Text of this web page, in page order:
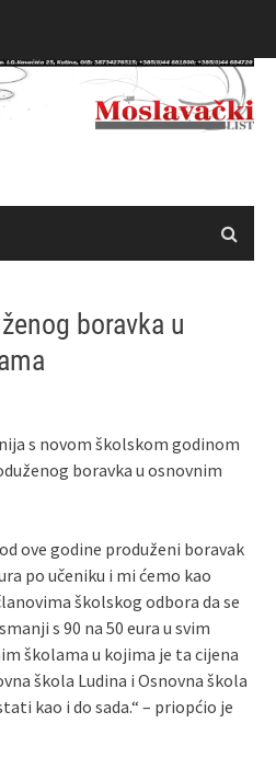
boravka u
s novom školskom godinom
boravka u osnovnim
ove godine produženi boravak
po učeniku i mi ćemo kao
školskog odbora da se
s 90 na 50 eura u svim
školama u kojima je ta cijena
škola Ludina i Osnovna škola
kao i do sada.“ – priopćio je